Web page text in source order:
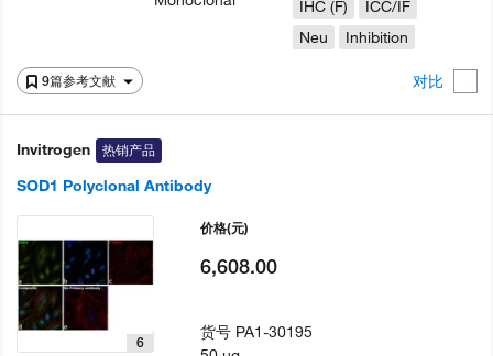
9篇参考文献 对比
IHC (F)
ICC/IF
Neu
Inhibition
Invitrogen 热销产品
SOD1 Polyclonal Antibody
6
价格(元)
6,608.00
货号 PA1-30195